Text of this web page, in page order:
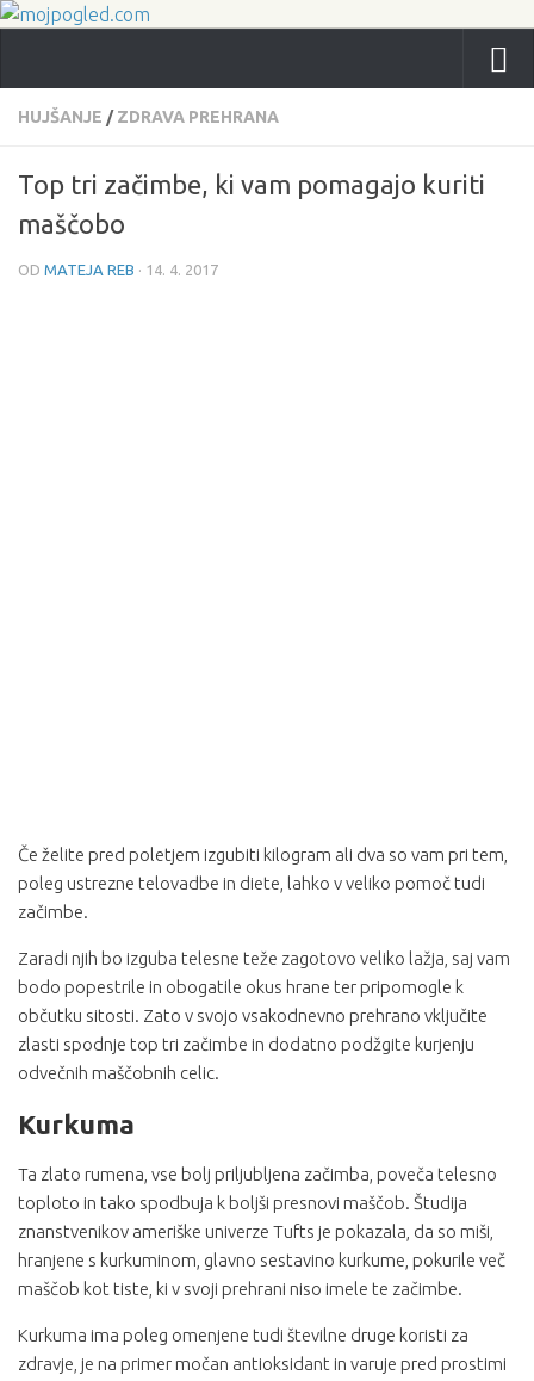
HUJŠANJE / ZDRAVA PREHRANA
Top tri začimbe, ki vam pomagajo kuriti
maščobo
OD MATEJA REB · 14. 4. 2017
Če želite pred poletjem izgubiti kilogram ali dva so vam pri tem,
poleg ustrezne telovadbe in diete, lahko v veliko pomoč tudi
začimbe.
Zaradi njih bo izguba telesne teže zagotovo veliko lažja, saj vam
bodo popestrile in obogatile okus hrane ter pripomogle k
občutku sitosti. Zato v svojo vsakodnevno prehrano vključite
zlasti spodnje top tri začimbe in dodatno podžgite kurjenju
odvečnih maščobnih celic.
Kurkuma
Ta zlato rumena, vse bolj priljubljena začimba, poveča telesno
toploto in tako spodbuja k boljši presnovi maščob. Študija
znanstvenikov ameriške univerze Tufts je pokazala, da so miši,
hranjene s kurkuminom, glavno sestavino kurkume, pokurile več
maščob kot tiste, ki v svoji prehrani niso imele te začimbe.
Kurkuma ima poleg omenjene tudi številne druge koristi za
zdravje, je na primer močan antioksidant in varuje pred prostimi